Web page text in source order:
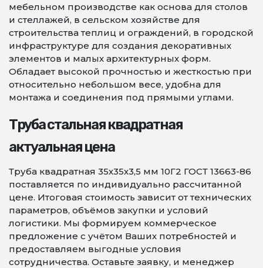
мебельном производстве как основа для столов
и стеллажей, в сельском хозяйстве для
строительства теплиц и ограждений, в городской
инфраструктуре для создания декоративных
элементов и малых архитектурных форм.
Обладает высокой прочностью и жесткостью при
относительно небольшом весе, удобна для
монтажа и соединения под прямыми углами.
Труба стальная квадратная
актуальная цена
Труба квадратная 35х35х3,5 мм 10Г2 ГОСТ 13663-86
поставляется по индивидуально рассчитанной
цене. Итоговая стоимость зависит от технических
параметров, объёмов закупки и условий
логистики. Мы формируем коммерческое
предложение с учётом Ваших потребностей и
предоставляем выгодные условия
сотрудничества. Оставьте заявку, и менеджер